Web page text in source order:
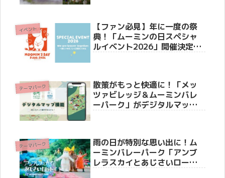
イベント
【ファン必見】年に一度の祭
典！「ムーミンの日スペシャ
ルイベント2026」開催決定、
テーマパーク
散策がもっと快適に！「メッ
ツァビレッジ＆ムーミンバレ
ーパーク」がデジタルマップ
テーマパーク
雨の日が特別な思い出に！ム
ーミンバレーパーク「アンブ
レラスカイとあじさいロー